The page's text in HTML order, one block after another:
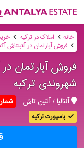
خانه املاک در ترکیه
فروش آپارتمان در آلتینتاش
فروش آپارتمان
شهروندی ترکیه
آنتالیا / آلتین تاش
پاسپورت ترکیه